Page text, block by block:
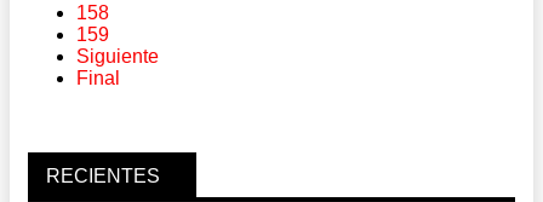
158
159
Siguiente
Final
RECIENTES